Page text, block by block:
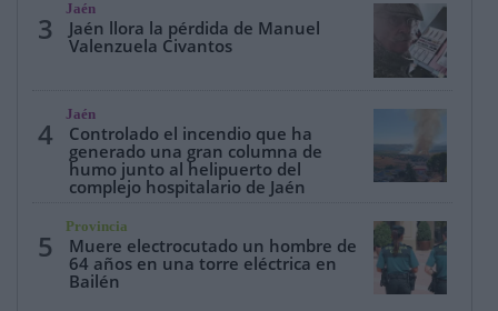
3
Jaén
Jaén llora la pérdida de Manuel
Valenzuela Civantos
4
Jaén
Controlado el incendio que ha
generado una gran columna de
humo junto al helipuerto del
complejo hospitalario de Jaén
5
Provincia
Muere electrocutado un hombre de
64 años en una torre eléctrica en
Bailén